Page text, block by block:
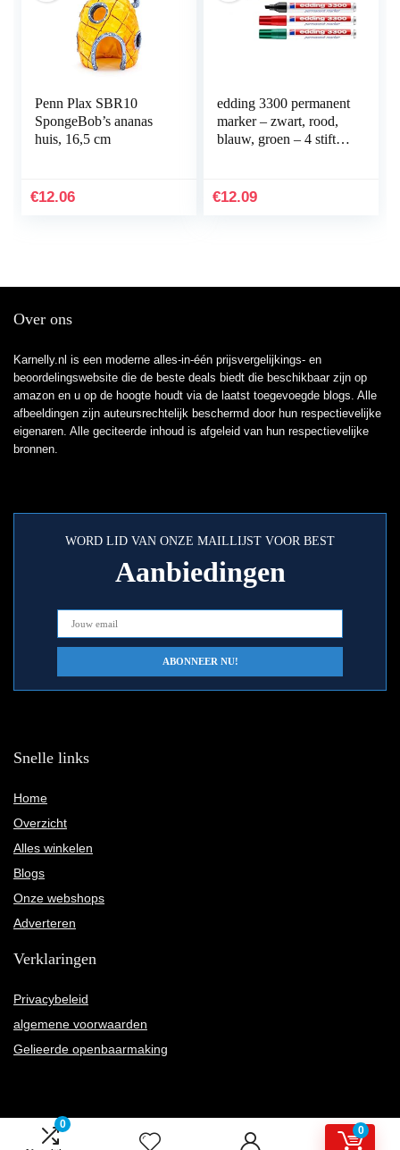
0
0
Penn Plax SBR10
SpongeBob’s ananas
huis, 16,5 cm
€12.06
edding 3300 permanent
marker – zwart, rood,
blauw, groen – 4 stiften
permanent marker…
€12.09
Over ons
Karnelly.nl is een moderne alles-in-één prijsvergelijkings- en
beoordelingswebsite die de beste deals biedt die beschikbaar zijn op
amazon en u op de hoogte houdt via de laatst toegevoegde blogs. Alle
afbeeldingen zijn auteursrechtelijk beschermd door hun respectievelijke
eigenaren. Alle geciteerde inhoud is afgeleid van hun respectievelijke
bronnen.
WORD LID VAN ONZE MAILLIJST VOOR BEST
Aanbiedingen
Snelle links
Home
Overzicht
Alles winkelen
Blogs
Onze webshops
Adverteren
Verklaringen
Privacybeleid
algemene voorwaarden
Gelieerde openbaarmaking
2022 © Karnelly.nl Alle rechten voorbehouden